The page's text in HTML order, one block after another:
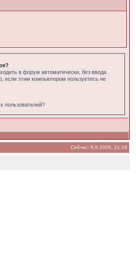
в форум автоматически, без ввода
если этим компьютером пользуетесь не
пользователей?
Сейчас: 6.8.2026, 21:16